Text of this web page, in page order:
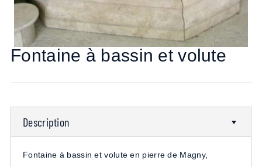
Fontaine à bassin et volute
Description
Fontaine à bassin et volute en pierre de Magny,